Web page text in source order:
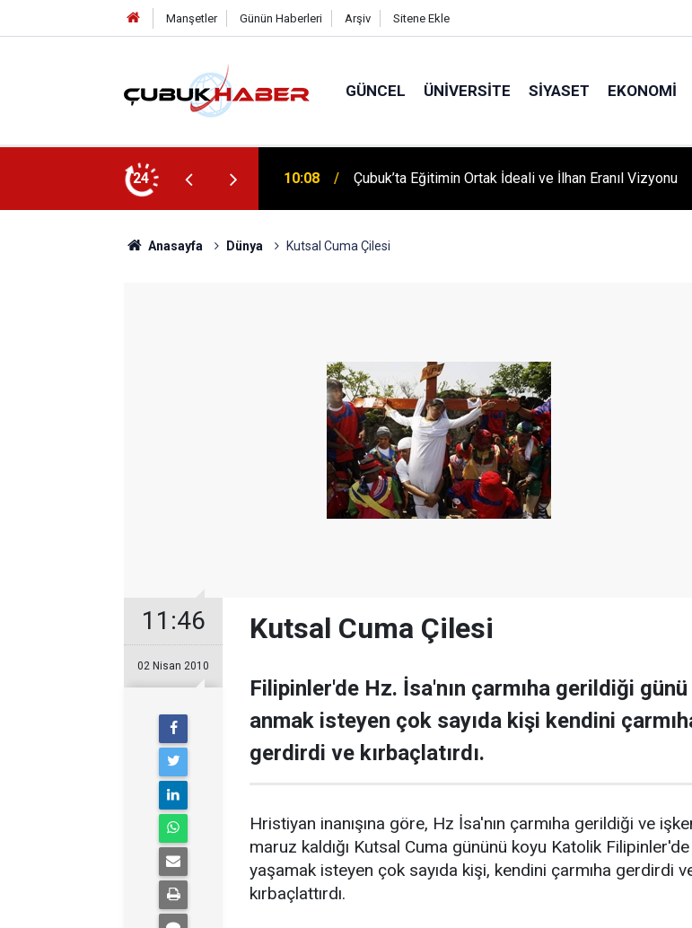
Manşetler Günün Haberleri Arşiv Sitene Ekle
GÜNCEL ÜNIVERSITE SIYASET EKONOMI
24 12:06 ÇUBUK’TA ‘YAZA MERHABA’ COŞKUSU: Kursiyerler
Anasayfa Dünya Kutsal Cuma Çilesi
11:46
02 Nisan 2010
Kutsal Cuma Çilesi
Filipinler'de Hz. İsa'nın çarmıha gerildiği günü
anmak isteyen çok sayıda kişi kendini
gerdirdi ve kırbaçlatırdı.
Hristiyan inanışına göre, Hz İsa'nın çarmıha gerildiği ve
maruz kaldığı Kutsal Cuma gününü koyu Katolik
yaşamak isteyen çok sayıda kişi, kendini çarmıha gerdirdi
kırbaçlattırdı.